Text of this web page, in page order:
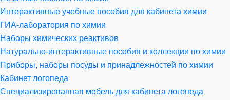
Интерактивные учебные пособия для кабинета химии
ГИА-лаборатория по химии
Наборы химических реактивов
Натурально-интерактивные пособия и коллекции по химии
Приборы, наборы посуды и принадлежностей по химии
Кабинет логопеда
Специализированная мебель для кабинета логопеда